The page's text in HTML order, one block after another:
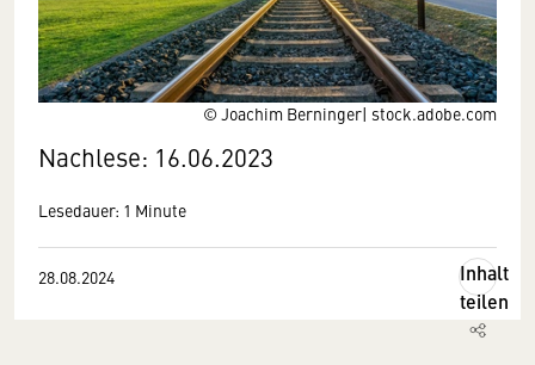
© Joachim Berninger| stock.adobe.com
Nachlese: 16.06.2023
Lesedauer: 1 Minute
28.08.2024
Inhalt
teilen